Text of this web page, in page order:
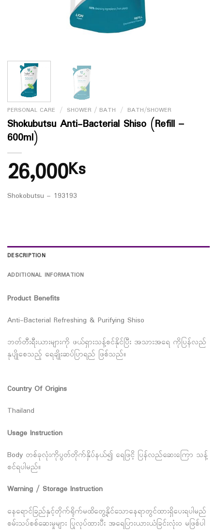
PERSONAL CARE / SHOWER / BATH / BATH/SHOWER
Shokubutsu Anti-Bacterial Shiso (Refill –
600ml)
26,000Ks
Shokobutsu – 193193
DESCRIPTION
ADDITIONAL INFORMATION
Product Benefits
Anti-Bacterial Refreshing & Purifying Shiso
ဘတ်တီးရီးယားများကို ဖယ်ရှားသန့်စင်နိုင်ပြီး အသားအရေ ကိုပြန်လည်
နုပျိုစေသည့် ရေချိုးဆပ်ပြာရည် ဖြစ်သည်။
Country Of Origins
Thailand
Usage Instruction
Body တစ်ခုလုံးကိုပွတ်တိုက်နှိပ်နယ်၍ ရေဖြငိ့ ပြန်လည်ဆေးကြော သန့်
စင်ရပါမည်။
Warning / Storage Instruction
နေရောင်ခြည်နှင့်တိုက်ရိုက်မထိတွေ့နိုင်သောနေရာတွင်ထားရှိပေးရပါမည်
စမ်းသပ်စစ်ဆေးမှုများ ပြုလုပ်ထားပီး အရေပြားယားယံခြင်းလုံးဝ မဖြစ်ပါ